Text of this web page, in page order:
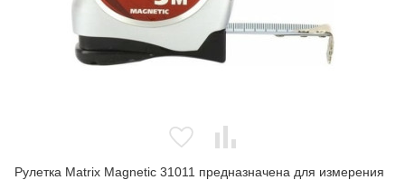
Рулетка Matrix Magnetic 31011 предназначена для измерения